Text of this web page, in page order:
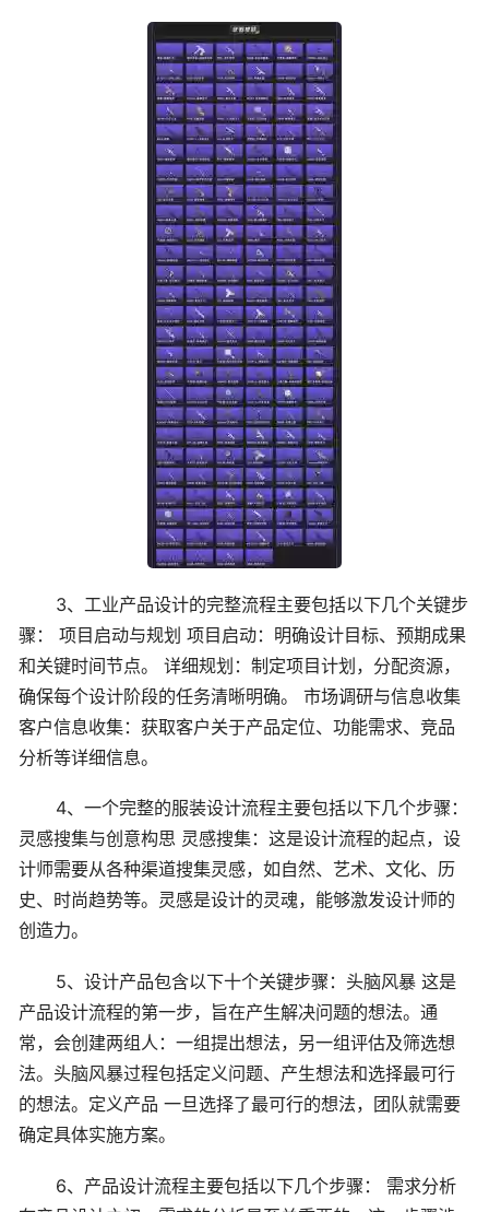
3、工业产品设计的完整流程主要包括以下几个关键步
骤： 项目启动与规划 项目启动：明确设计目标、预期成果
和关键时间节点。 详细规划：制定项目计划，分配资源，
确保每个设计阶段的任务清晰明确。 市场调研与信息收集
客户信息收集：获取客户关于产品定位、功能需求、竞品
分析等详细信息。
4、一个完整的服装设计流程主要包括以下几个步骤：
灵感搜集与创意构思 灵感搜集：这是设计流程的起点，设
计师需要从各种渠道搜集灵感，如自然、艺术、文化、历
史、时尚趋势等。灵感是设计的灵魂，能够激发设计师的
创造力。
5、设计产品包含以下十个关键步骤：头脑风暴 这是
产品设计流程的第一步，旨在产生解决问题的想法。通
常，会创建两组人：一组提出想法，另一组评估及筛选想
法。头脑风暴过程包括定义问题、产生想法和选择最可行
的想法。定义产品 一旦选择了最可行的想法，团队就需要
确定具体实施方案。
6、产品设计流程主要包括以下几个步骤： 需求分析